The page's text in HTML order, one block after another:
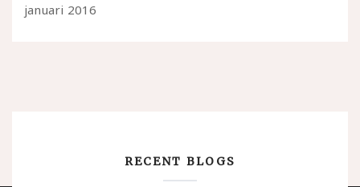
januari 2016
RECENT BLOGS